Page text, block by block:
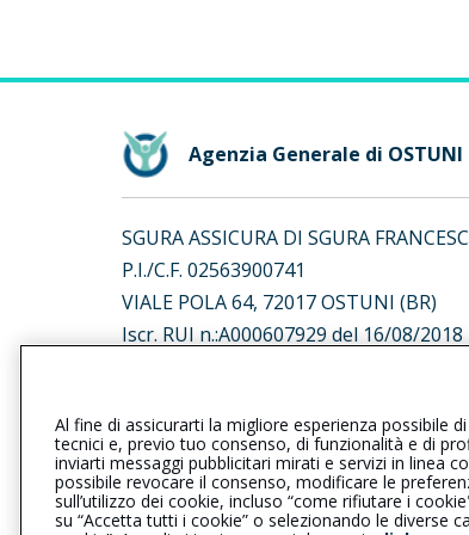
Agenzia Generale di OSTUNI
SGURA ASSICURA DI SGURA
P.I./C.F. 02563900741
VIALE POLA 64, 72017 OSTUNI (BR)
Iscr. RUI n.:A000607929 del 16/08/2018
al seguentelink
Privacy | Cookie | Il
Al fine di assicurarti la migliore esperienza possibile
tecnici e, previo tuo consenso, di funzionalità e di
inviarti messaggi pubblicitari mirati e servizi in linea
possibile revocare il consenso, modificare le
sull’utilizzo dei cookie, incluso “come rifiutare i
su “Accetta tutti i cookie” o selezionando le diverse